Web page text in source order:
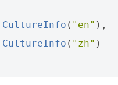
CultureInfo ( "en" ),
CultureInfo ( "zh" )